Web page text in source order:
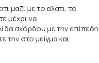
μαζί με το αλάτι, το
μέχρι να
σκόρδου με την επίπεδη
την στο μείγμα και